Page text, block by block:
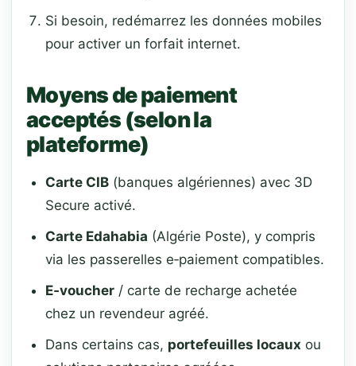
Si besoin, redémarrez les données mobiles
pour activer un forfait internet.
Moyens de paiement
acceptés (selon la
plateforme)
Carte CIB (banques algériennes) avec 3D
Secure activé.
Carte Edahabia (Algérie Poste), y compris
via les passerelles e‑paiement compatibles.
E‑voucher / carte de recharge achetée
chez un revendeur agréé.
Dans certains cas, portefeuilles locaux ou